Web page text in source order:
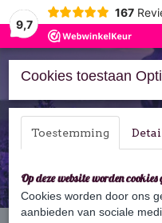
9,7
167
Cookies toestaan
Toestemming
Op deze website worden
Cookies worden door ons
aanbieden van sociale